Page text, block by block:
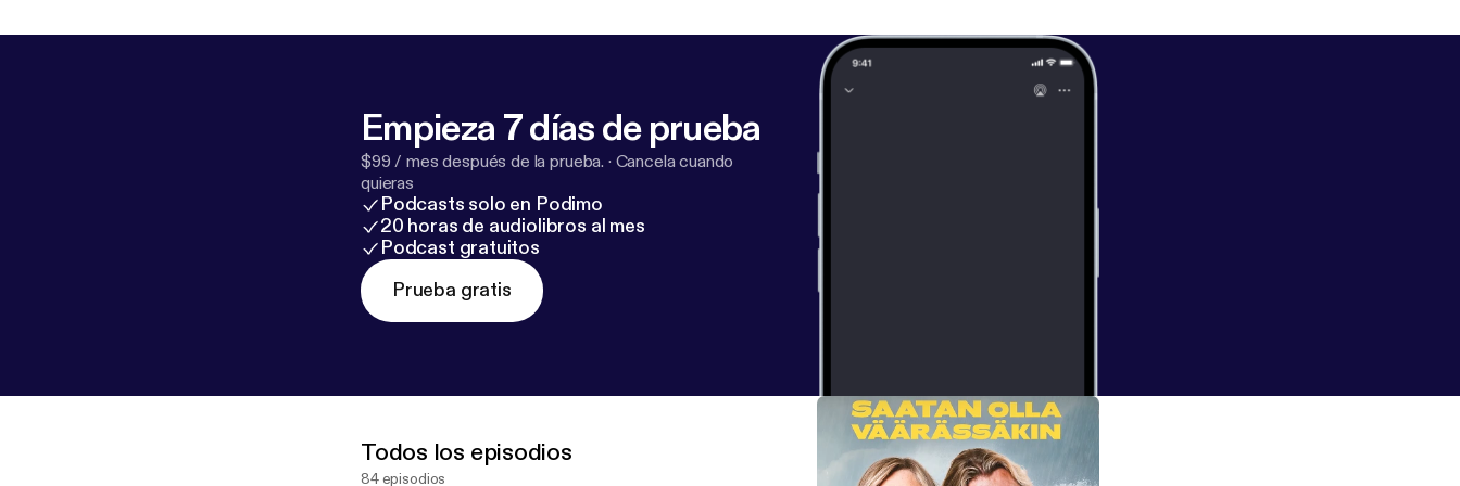
Empieza 7 días de prueba
$99 / mes después de la prueba. · Cancela cuando
quieras
Podcasts solo en Podimo
20 horas de audiolibros al mes
Podcast gratuitos
Prueba gratis
Todos los episodios
84 episodios